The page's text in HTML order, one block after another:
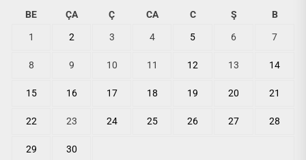
BE ÇA Ç CA C Ş B
1 2 3 4 5 6 7
8 9 10 11 12 13 14
15 16 17 18 19 20 21
22 23 24 25 26 27 28
29
30